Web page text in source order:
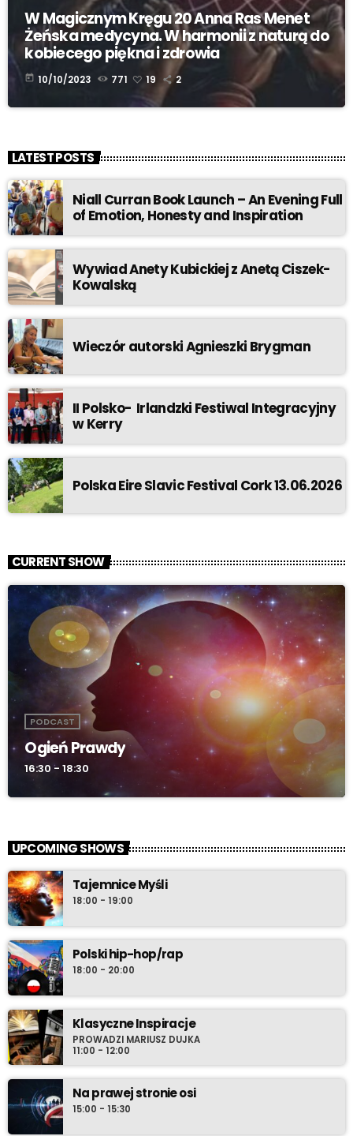
W Magicznym Kręgu 20 Anna Ras Menet
Żeńska medycyna. W harmonii z naturą do
kobiecego piękna i zdrowia
today 10/10/2023 771 19 2
LATEST POSTS
Niall Curran Book Launch – An Evening Full
of Emotion, Honesty and Inspiration
Wywiad Anety Kubickiej z Anetą Ciszek-
Kowalską
Wieczór autorski Agnieszki Brygman
II Polsko- Irlandzki Festiwal Integracyjny
w Kerry
Polska Eire Slavic Festival Cork 13.06.2026
CURRENT SHOW
PODCAST
Ogień Prawdy
16:30 - 18:30
UPCOMING SHOWS
Tajemnice Myśli
18:00 - 19:00
Polski hip-hop/rap
18:00 - 20:00
Klasyczne Inspiracje
PROWADZI MARIUSZ DUJKA
11:00 - 12:00
Na prawej stronie osi
15:00 - 15:30